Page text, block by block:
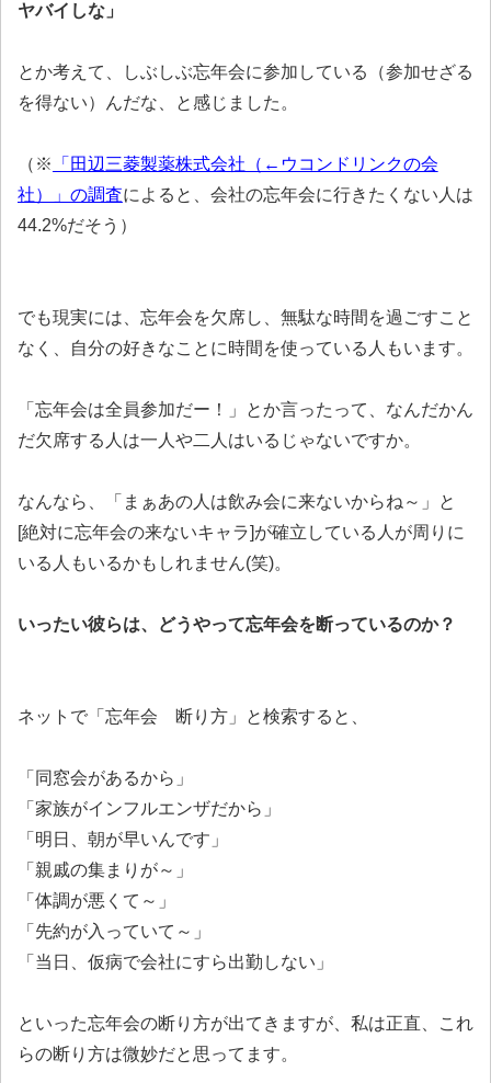
ヤバイしな」
とか考えて、しぶしぶ忘年会に参加している（参加せざる
を得ない）んだな、と感じました。
（※
「田辺三菱製薬株式会社（←ウコンドリンクの会
社）」の調査によると、会社の忘年会に行きたくない人は
44.2%だそう）
でも現実には、忘年会を欠席し、無駄な時間を過ごすこと
なく、自分の好きなことに時間を使っている人もいます。
「忘年会は全員参加だー！」とか言ったって、なんだかん
だ欠席する人は一人や二人はいるじゃないですか。
なんなら、「まぁあの人は飲み会に来ないからね～」と
[絶対に忘年会の来ないキャラ]が確立している人が周りに
いる人もいるかもしれません(笑)。
いったい彼らは、どうやって忘年会を断っているのか？
ネットで「忘年会 断り方」と検索すると、
「同窓会があるから」
「家族がインフルエンザだから」
「明日、朝が早いんです」
「親戚の集まりが～」
「体調が悪くて～」
「先約が入っていて～」
「当日、仮病で会社にすら出勤しない」
といった忘年会の断り方が出てきますが、私は正直、これ
らの断り方は微妙だと思ってます。